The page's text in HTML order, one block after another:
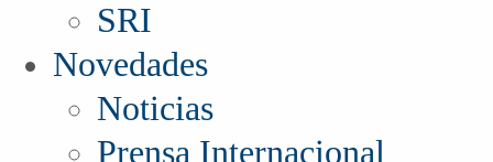
SRI
Novedades
Noticias
Prensa Internacional